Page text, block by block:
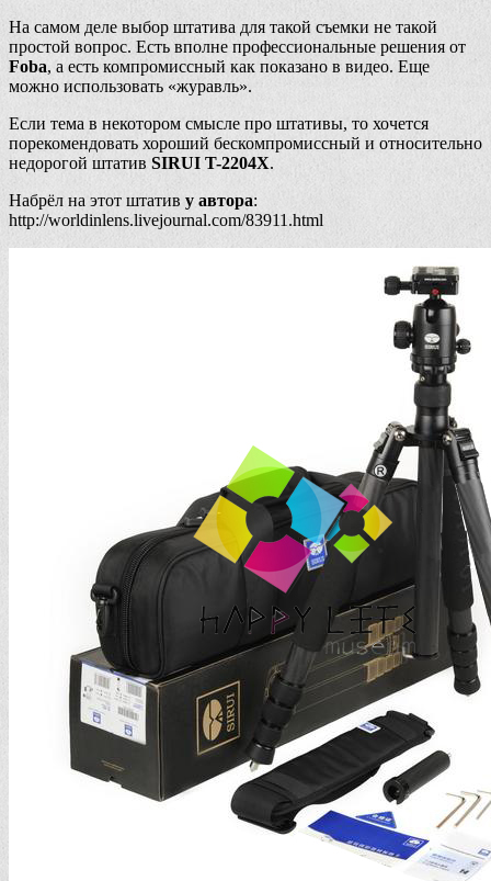
На самом деле выбор штатива для такой съемки не такой
простой вопрос. Есть вполне профессиональные решения от
Foba, а есть компромиссный как показано в видео. Еще
можно использовать «журавль».
Если тема в некотором смысле про штативы, то хочется
порекомендовать хороший бескомпромиссный и относительно
недорогой штатив SIRUI T-2204X.
Набрёл на этот штатив у автора:
http://worldinlens.livejournal.com/83911.html